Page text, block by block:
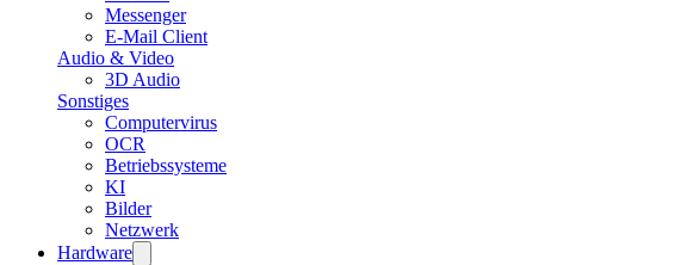
Messenger
E-Mail Client
Audio & Video
3D Audio
Sonstiges
Computervirus
OCR
Betriebssysteme
KI
Bilder
Netzwerk
Hardware